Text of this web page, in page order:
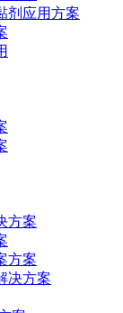
剂应用方案
方案
方案
决方案